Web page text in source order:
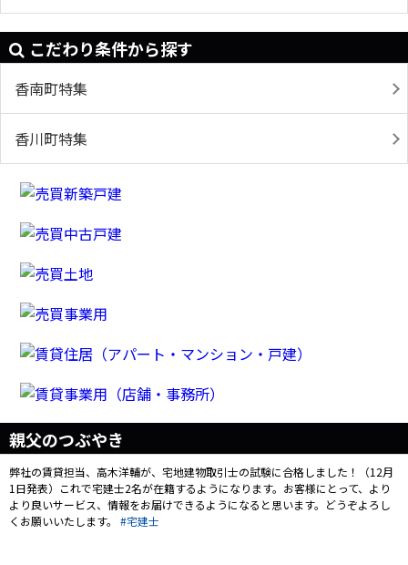
こだわり条件から探す
香南町特集
香川町特集
親父のつぶやき